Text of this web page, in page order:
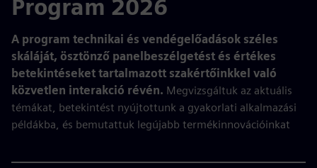
Program 2026
A program technikai és vendégelőadások széles
skáláját, ösztönző panelbeszélgetést és értékes
betekintéseket tartalmazott szakértőinkkel való
közvetlen interakció révén. Megvizsgáltuk az aktuális
témákat, betekintést nyújtottunk a gyakorlati alkalmazási
példákba, és bemutattuk legújabb termékinnovációinkat